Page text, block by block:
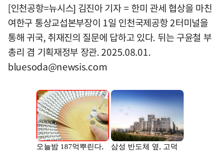
[인천공항=뉴시스] 김진아 기자 = 한미 관세 협상을 마친
여한구 통상교섭본부장이 1일 인천국제공항 2터미널을
통해 귀국, 취재진의 질문에 답하고 있다. 뒤는 구윤철 부
총리 겸 기획재정부 장관. 2025.08.01.
bluesoda@newsis.com